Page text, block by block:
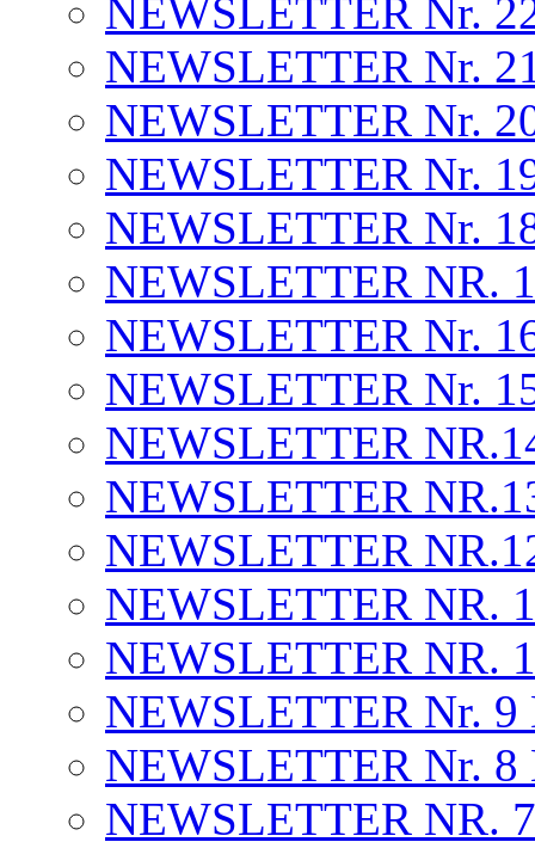
NEWSLETTER Nr.
NEWSLETTER Nr.
NEWSLETTER Nr.
NEWSLETTER Nr.
NEWSLETTER Nr.
NEWSLETTER NR.
NEWSLETTER Nr.
NEWSLETTER Nr.
NEWSLETTER
NEWSLETTER
NEWSLETTER
NEWSLETTER NR.
NEWSLETTER NR.
NEWSLETTER Nr.
NEWSLETTER Nr.
NEWSLETTER NR.